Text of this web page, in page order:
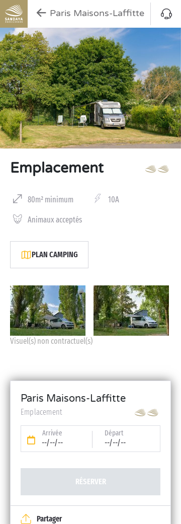
Paris Maisons-Laffitte
Emplacement
80m² minimum 10A
Animaux acceptés
PLAN CAMPING
Visuel(s) non contractuel(s)
Paris Maisons-Laffitte
Emplacement
Arrivée
--/--/--
Départ
--/--/--
RÉSERVER
Partager